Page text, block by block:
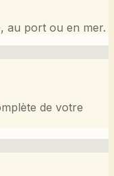
au port ou en mer.
de votre